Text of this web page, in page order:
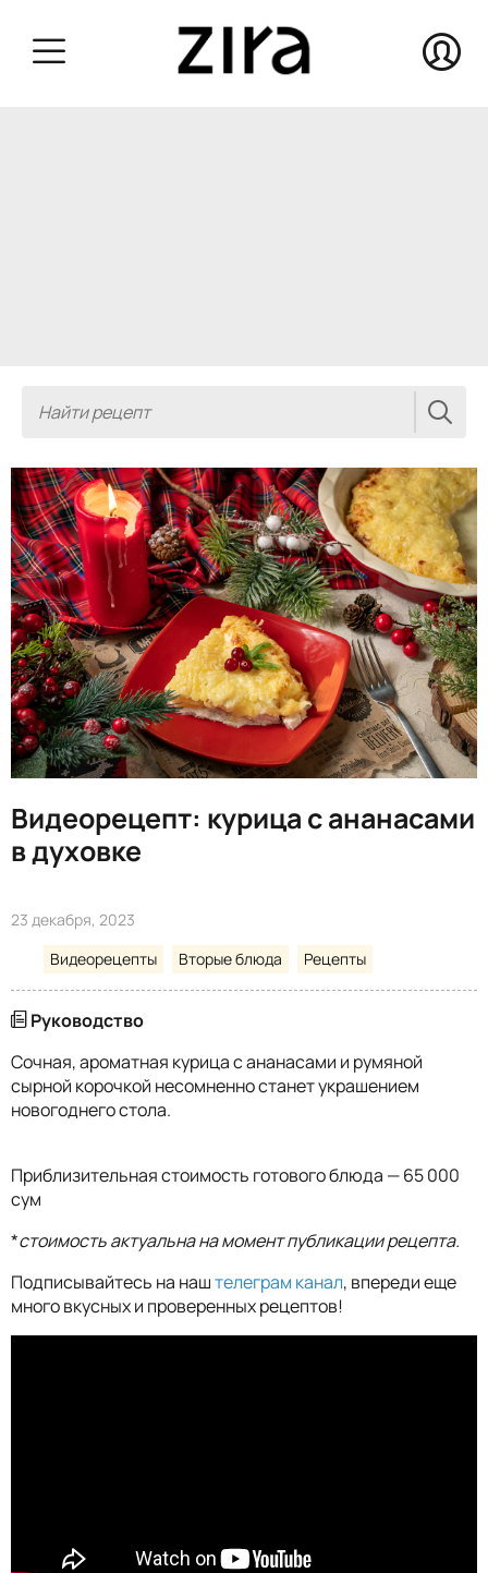
Видеорецепт: курица с ананасами
в духовке
23 декабря, 2023
Видеорецепты
Вторые блюда Рецепты
Руководство
Сочная, ароматная курица с ананасами и румяной
сырной корочкой несомненно станет украшением
новогоднего стола.
Приблизительная стоимость готового блюда — 65 000
сум
*стоимость актуальна на момент публикации рецепта.
Подписывайтесь на наштелеграм канал, впереди еще
много вкусных и проверенных рецептов!